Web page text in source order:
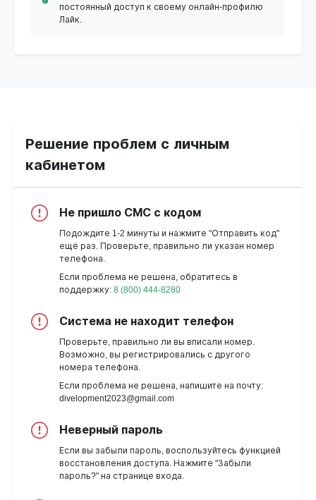
постоянный доступ к своему онлайн-профилю
Лайк.
Решение проблем с личным
кабинетом
Не пришло СМС с кодом
Подождите 1-2 минуты и нажмите "Отправить код"
ещё раз. Проверьте, правильно ли указан номер
телефона.
Если проблема не решена, обратитесь в
поддержку: 8 (800) 444-8280
Система не находит телефон
Проверьте, правильно ли вы вписали номер.
Возможно, вы регистрировались с другого
номера телефона.
Если проблема не решена, напишите на почту:
divelopment2023@gmail.com
Неверный пароль
Если вы забыли пароль, воспользуйтесь функцией
восстановления доступа. Нажмите "Забыли
пароль?" на странице входа.